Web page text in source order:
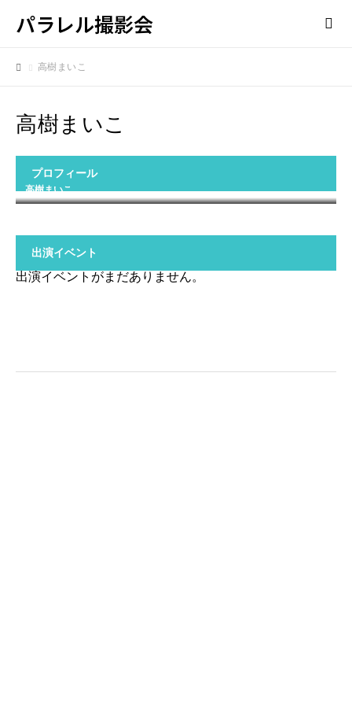
パラレル撮影会
高樹まいこ
高樹まいこ
プロフィール
高樹まいこ
出演イベント
出演イベントがまだありません。